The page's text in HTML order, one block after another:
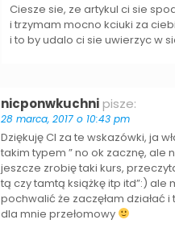
Ciesze sie, ze artykul ci sie
i trzymam mocno kciuki za
i to by udalo ci sie uwierzyc w
nicponwkuchnipisze:
28 marca, 2017 o 10:43 pm
Dziękuję CI za te wskazówki, ja
takim typem ” no ok zacznę, ale
jeszcze zrobię taki kurs,
tą czy tamtą książkę itp itd”:) ale
pochwalić że zaczęłam działać
dla mnie przełomowy